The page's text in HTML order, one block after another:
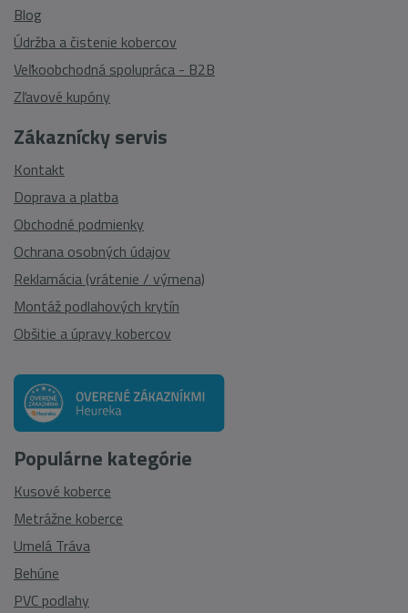
Zákaznícky servis
Kontakt
Doprava a platba
Obchodné podmienky
Ochrana osobných údajov
Reklamácia (vrátenie / výmena)
Montáž podlahových krytín
Obšitie a úpravy kobercov
Blog
Údržba a čistenie kobercov
Veľkoobchodná spolupráca - B2B
Zľavové kupóny
Populárne kategórie
Kusové koberce
Metrážne koberce
Umelá Tráva
Behúne
PVC podlahy